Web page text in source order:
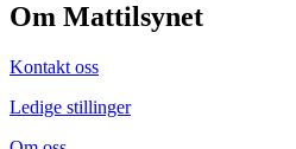
Om Mattilsynet
Kontakt oss
Ledige stillinger